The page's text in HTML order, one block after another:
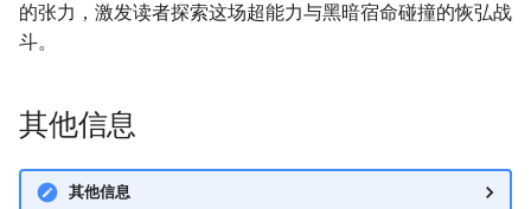
的张力，激发读者探索这场超能力与黑暗宿命碰撞的恢弘战
斗。
其他信息
其他信息